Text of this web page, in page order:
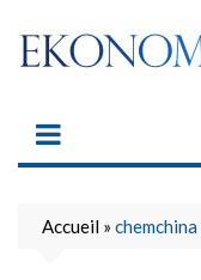
content
Accueil » chemchina